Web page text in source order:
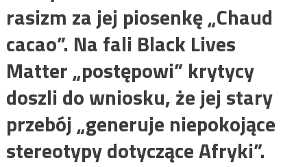
rasizm za jej piosenkę „Chaud
cacao”. Na fali Black Lives
Matter „postępowi” krytycy
doszli do wniosku, że jej stary
przebój „generuje niepokojące
stereotypy dotyczące Afryki”.